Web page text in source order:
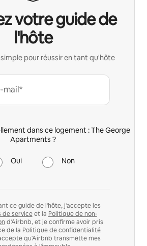
votre guide de
l'hôte
pour réussir en tant qu'hôte
mail*
dans ce logement : The George
Apartments ?
Oui Non
ce guide de l'hôte, j'accepte les
de serviceet la Politique de non-
d'Airbnb, et je confirme avoir pris
de la Politique de confidentialité
qu'Airbnb transmette mes